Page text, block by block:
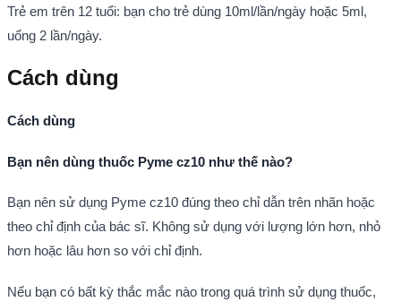
Trẻ em trên 12 tuổi: bạn cho trẻ dùng 10ml/lần/ngày hoặc 5ml,
uống 2 lần/ngày.
Cách dùng
Cách dùng
Bạn nên dùng thuốc Pyme cz10 như thế nào?
Bạn nên sử dụng Pyme cz10 đúng theo chỉ dẫn trên nhãn hoặc
theo chỉ định của bác sĩ. Không sử dụng với lượng lớn hơn, nhỏ
hơn hoặc lâu hơn so với chỉ định.
Nếu bạn có bất kỳ thắc mắc nào trong quá trình sử dụng thuốc,